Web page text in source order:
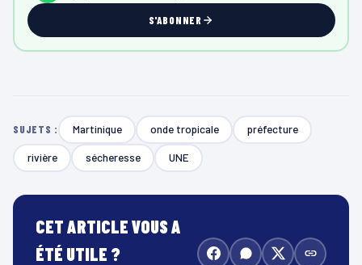
S'ABONNER
SUJETS : Martinique onde tropicale préfecture
rivière sécheresse UNE
CET ARTICLE VOUS A
ÉTÉ UTILE ?